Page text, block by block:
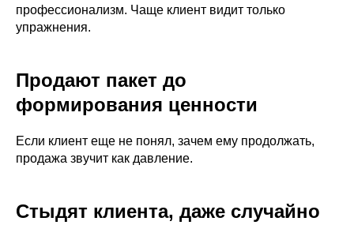
профессионализм. Чаще клиент видит только
упражнения.
Продают пакет до
формирования ценности
Если клиент еще не понял, зачем ему продолжать,
продажа звучит как давление.
Стыдят клиента, даже случайно